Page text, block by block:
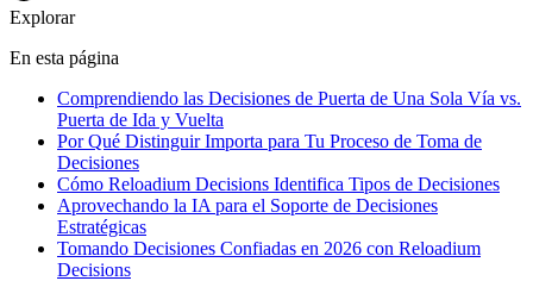
Explorar
En esta página
Comprendiendo las Decisiones de Puerta de Una Sola Vía vs.
Puerta de Ida y Vuelta
Por Qué Distinguir Importa para Tu Proceso de Toma de
Decisiones
Cómo Reloadium Decisions Identifica Tipos de Decisiones
Aprovechando la IA para el Soporte de Decisiones
Estratégicas
Tomando Decisiones Confiadas en 2026 con Reloadium
Decisions